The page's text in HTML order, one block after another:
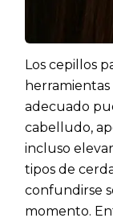
Los cepillos
adecuado
cabelludo,
incluso
tipos de
confundirse
momento.